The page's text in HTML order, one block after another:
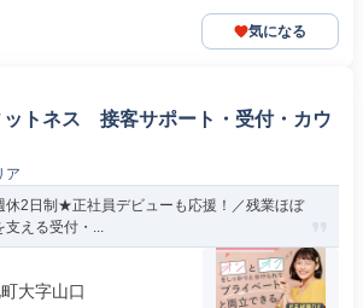
気になる
ットネス 接客サポート・受付・カウ
ア
2日制★正社員デビューも応援！／残業ほぼ
支える受付・...
大字山口